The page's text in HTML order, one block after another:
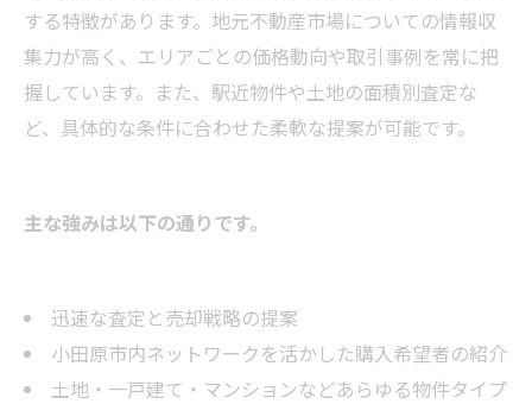
する特徴があります。地元不動産市場についての情報収
集力が高く、エリアごとの価格動向や取引事例を常に把
握しています。また、駅近物件や土地の面積別査定な
ど、具体的な条件に合わせた柔軟な提案が可能です。
主な強みは以下の通りです。
迅速な査定と売却戦略の提案
小田原市内ネットワークを活かした購入希望者の紹介
土地・一戸建て・マンションなどあらゆる物件タイプ